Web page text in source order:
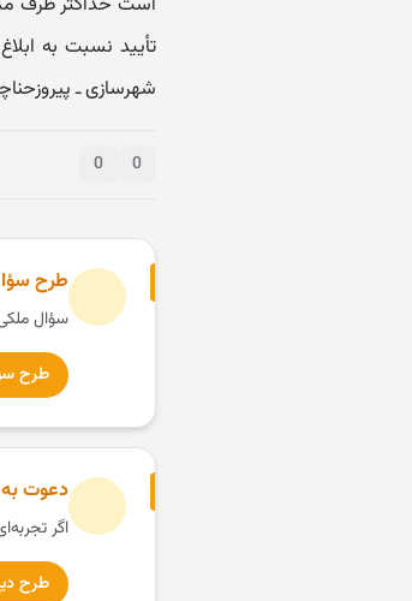
تأیید نسبت به
شهرسازی ـ
0
0
طرح
سؤال
طرح
دعوت
اگر
طرح